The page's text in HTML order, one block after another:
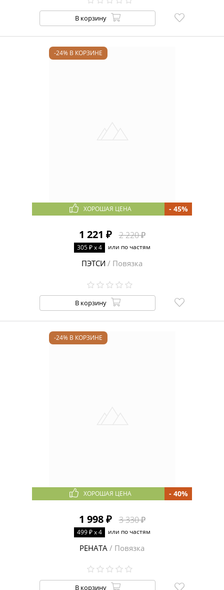
В корзину
-24% В КОРЗИНЕ
ХОРОШАЯ ЦЕНА
1 221 ₽ 2 220 ₽
- 45%
305 ₽ x 4 или по частям
ПЭТСИ / Повязка
В корзину
-24% В КОРЗИНЕ
ХОРОШАЯ ЦЕНА
1 998 ₽ 3 330 ₽
- 40%
499 ₽ x 4 или по частям
РЕНАТА / Повязка
В корзину